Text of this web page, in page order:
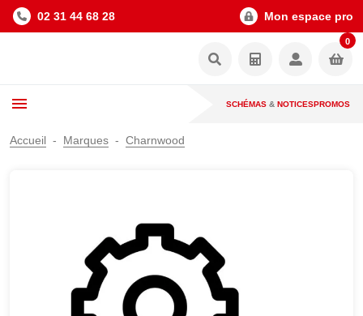
02 31 44 68 28 Mon espace pro
0
SCHÉMAS & NOTICESPROMOS
Accueil Marques Charnwood